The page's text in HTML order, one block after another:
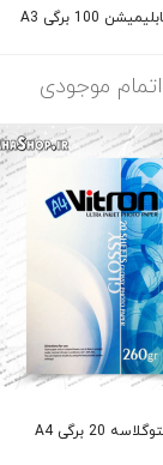
اتمام موجودی